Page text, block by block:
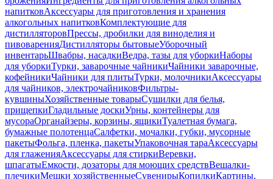
напитковАксессуары для приготовления и хранения
алкогольных напитковКомплектующие для
дистилляторовПрессы, дробилки для виноделия и
пивоваренияДистилляторы бытовыеУборочный
инвентарьШвабры, насадкиВедра, тазы для уборкиНаборы
для уборкиТурки, заварочные чайникиЧайники заварочные,
кофейникиЧайники для плитыТурки, молочникиАксессуары
для чайников, электрочайниковФильтры-
кувшиныХозяйственные товарыСушилки для белья,
прищепкиГладильные доскиУрны, контейнеры для
мусораОрганайзеры, корзины, ящикиТуалетная бумага,
бумажные полотенцаСалфетки, мочалки, губки, мусорные
пакетыФольга, пленка, пакетыУпаковочная тараАксессуары
для глаженияАксессуары для стиркиВеревки,
шпагатыЕмкости, дозаторы для моющих средствВешалки-
плечикиМешки хозяйственныеСувенирыКопилкиКартины,